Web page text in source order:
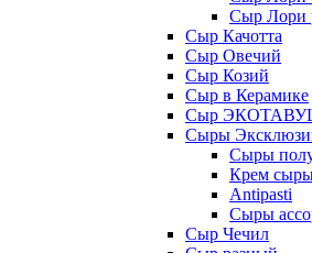
Сыр Лори
Сыр Качотта
Сыр Овечий
Сыр Козий
Сыр в Керамике
Сыр
Сыры
Сыры
Крем
Antipasti
Сыры
Сыр Чечил